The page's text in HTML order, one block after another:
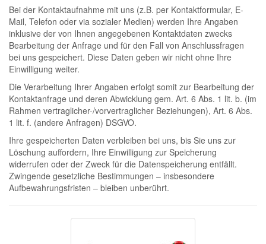
Bei der Kontaktaufnahme mit uns (z.B. per Kontaktformular, E-
Mail, Telefon oder via sozialer Medien) werden Ihre Angaben
inklusive der von Ihnen angegebenen Kontaktdaten zwecks
Bearbeitung der Anfrage und für den Fall von Anschlussfragen
bei uns gespeichert. Diese Daten geben wir nicht ohne Ihre
Einwilligung weiter.
Die Verarbeitung Ihrer Angaben erfolgt somit zur Bearbeitung der
Kontaktanfrage und deren Abwicklung gem. Art. 6 Abs. 1 lit. b. (im
Rahmen vertraglicher-/vorvertraglicher Beziehungen), Art. 6 Abs.
1 lit. f. (andere Anfragen) DSGVO.
Ihre gespeicherten Daten verbleiben bei uns, bis Sie uns zur
Löschung auffordern, Ihre Einwilligung zur Speicherung
widerrufen oder der Zweck für die Datenspeicherung entfällt.
Zwingende gesetzliche Bestimmungen – insbesondere
Aufbewahrungsfristen – bleiben unberührt.